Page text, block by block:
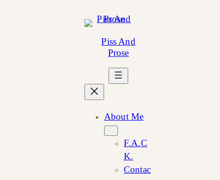
Piss And
Prose
About Me
F.A.C
K.
Contac